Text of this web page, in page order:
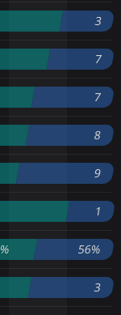
3
7
7
8
9
1
56%
3